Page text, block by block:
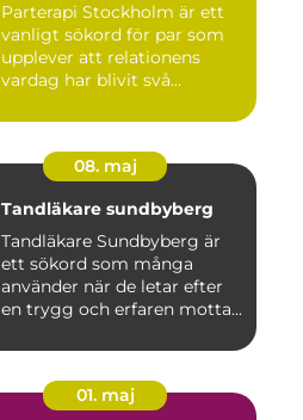
Parterapi Stockholm är ett
vanligt sökord för par som
upplever att relationens
vardag har blivit svå...
08. maj
Tandläkare sundbyberg
Tandläkare Sundbyberg är
ett sökord som många
använder när de letar efter
en trygg och erfaren motta...
01. maj